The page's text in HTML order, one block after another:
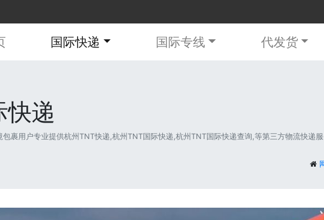
国际快递 国际专线 代发货
递
包裹用户专业提供杭州TNT快递,杭州TNT国际快递,杭州TNT国际快递查询,等第三方物流快